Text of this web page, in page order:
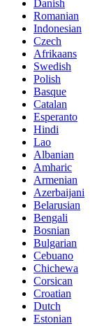
Danish
Romanian
Indonesian
Czech
Afrikaans
Swedish
Polish
Basque
Catalan
Esperanto
Hindi
Lao
Albanian
Amharic
Armenian
Azerbaijani
Belarusian
Bengali
Bosnian
Bulgarian
Cebuano
Chichewa
Corsican
Croatian
Dutch
Estonian